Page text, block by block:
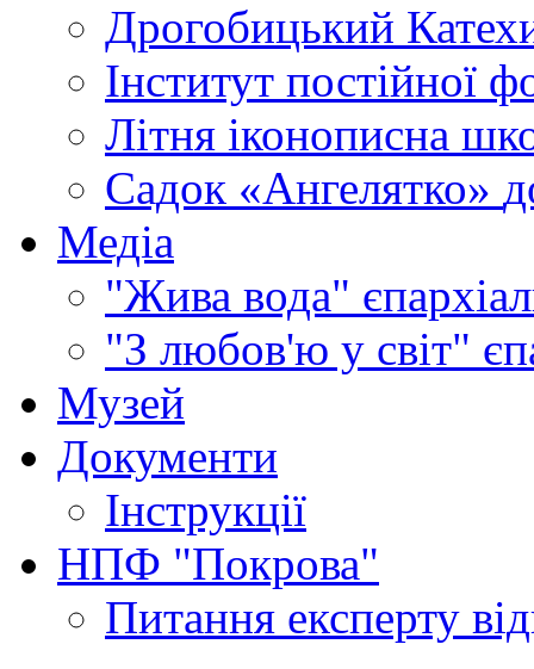
Дрогобицький
Інститут постійної
Літня іконописна
Садок «Ангелятко»
Медіа
"Жива вода"
"З любов'ю у світ"
Музей
Документи
Інструкції
НПФ "Покрова"
Питання експерту